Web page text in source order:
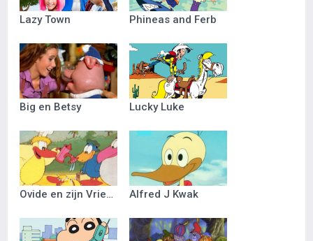
Lazy Town Phineas and Ferb
Big en Betsy Lucky Luke
Ovide en zijn Vriendjes Alfred J Kwak